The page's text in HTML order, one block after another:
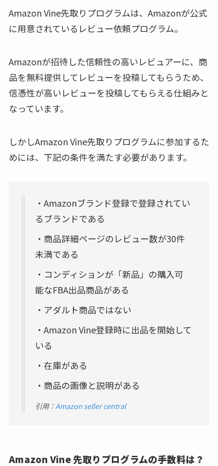
Amazon Vine先取りプログラムは、Amazonが公式
に用意されているレビュー依頼プログラム。
Amazonが招待した信頼性の高いレビュアーに、商
品を無料提供してレビューを投稿してもらうため、
信憑性が高いレビューを投稿してもらえる仕組みと
なっています。
しかしAmazon Vine先取りプログラムに参加するた
めには、下記の条件を満たす必要があります。
・Amazonブランド登録で登録されてい
るブランドである
・商品詳細ページのレビュー数が30件
未満である
・コンディションが「新品」の購入可
能なFBA出品商品がある
・アダルト商品ではない
・Amazon Vine登録時に出品を開始して
いる
・在庫がある
・商品の画像と説明がある
引用：Amazon seller central
Amazon Vine 先取りプログラムの手数料は？